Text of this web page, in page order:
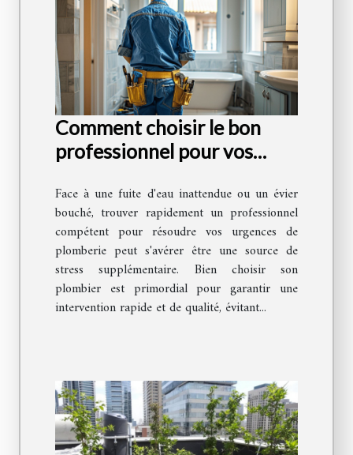
Comment choisir le bon
professionnel pour vos
Face à une fuite d'eau inattendue ou un évier
bouché, trouver rapidement un professionnel
compétent pour résoudre vos urgences de
plomberie peut s'avérer être une source de
stress supplémentaire. Bien choisir son
plombier est primordial pour garantir une
intervention rapide et de qualité, évitant...